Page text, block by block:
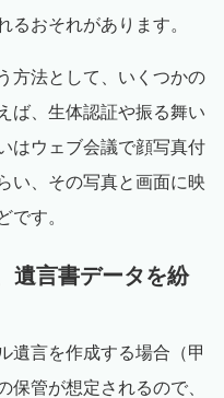
るおそれがあります。
方法として、いくつかの
ば、生体認証や振る舞い
はウェブ会議で顔写真付
い、その写真と画面に映
です。
遺言書データを紛
遺言を作成する場合（甲
保管が想定されるので、